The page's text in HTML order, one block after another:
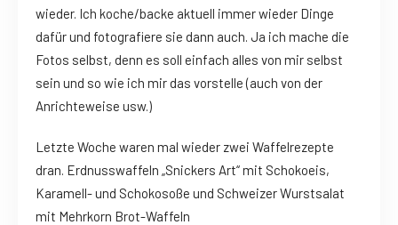
wieder. Ich koche/backe aktuell immer wieder Dinge
dafür und fotografiere sie dann auch. Ja ich mache die
Fotos selbst, denn es soll einfach alles von mir selbst
sein und so wie ich mir das vorstelle (auch von der
Anrichteweise usw.)
Letzte Woche waren mal wieder zwei Waffelrezepte
dran. Erdnusswaffeln „Snickers Art“ mit Schokoeis,
Karamell- und Schokosoße und Schweizer Wurstsalat
mit Mehrkorn Brot-Waffeln